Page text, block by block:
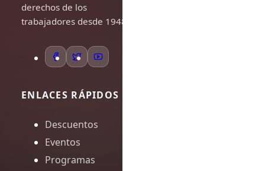
derechos de los
trabajadores desde 1948.
ENLACES RÁPIDOS
Descuentos
Eventos
Programas